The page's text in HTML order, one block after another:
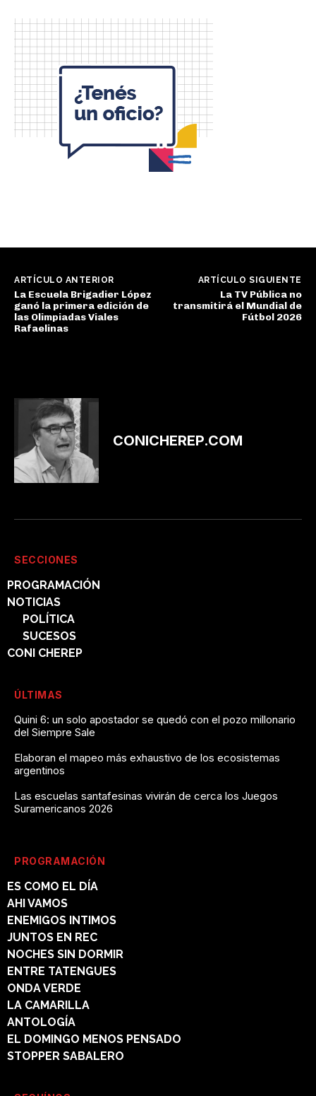
ARTÍCULO ANTERIOR
La Escuela Brigadier López
ganó la primera edición de
las Olimpiadas Viales
Rafaelinas
ARTÍCULO SIGUIENTE
La TV Pública no
transmitirá el Mundial de
Fútbol 2026
CONICHEREP.COM
SECCIONES
PROGRAMACIÓN
NOTICIAS
POLÍTICA
SUCESOS
CONI CHEREP
ÚLTIMAS
Quini 6: un solo apostador se quedó con el pozo millonario
del Siempre Sale
Elaboran el mapeo más exhaustivo de los ecosistemas
argentinos
Las escuelas santafesinas vivirán de cerca los Juegos
Suramericanos 2026
PROGRAMACIÓN
ES COMO EL DÍA
AHI VAMOS
ENEMIGOS INTIMOS
JUNTOS EN REC
NOCHES SIN DORMIR
ENTRE TATENGUES
ONDA VERDE
LA CAMARILLA
ANTOLOGÍA
EL DOMINGO MENOS PENSADO
STOPPER SABALERO